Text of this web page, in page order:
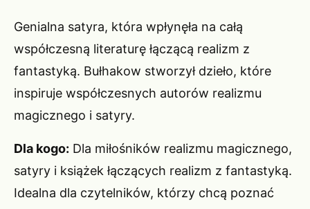
Genialna satyra, która wpłynęła na całą
współczesną literaturę łączącą realizm z
fantastyką. Bułhakow stworzył dzieło, które
inspiruje współczesnych autorów realizmu
magicznego i satyry.
Dla kogo: Dla miłośników realizmu magicznego,
satyry i książek łączących realizm z fantastyką.
Idealna dla czytelników, którzy chcą poznać